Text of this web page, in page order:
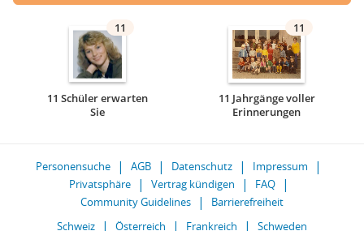
11
11 Schüler erwarten
Sie
11
11 Jahrgänge voller
Erinnerungen
Personensuche AGB Datenschutz
Impressum
Privatsphäre
Vertrag kündigen
FAQ
Community Guidelines
Barrierefreiheit
Schweiz
Österreich Frankreich Schweden